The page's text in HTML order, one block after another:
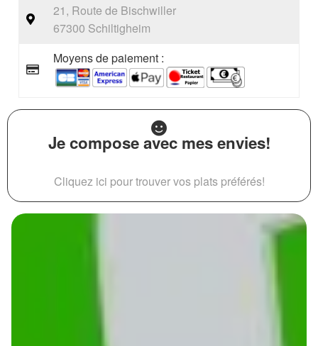
21, Route de Bischwiller
67300 Schiltigheim
Moyens de paiement :
Je compose avec mes envies!
Cliquez ici pour trouver vos plats préférés!